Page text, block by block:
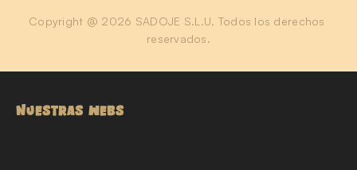
Copyright @ 2026 SADOJE S.L.U. Todos los derechos
reservados.
NUESTRAS WEBS